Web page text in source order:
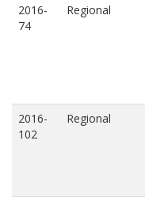
2016-
74
Regional
2016-
102
Regional